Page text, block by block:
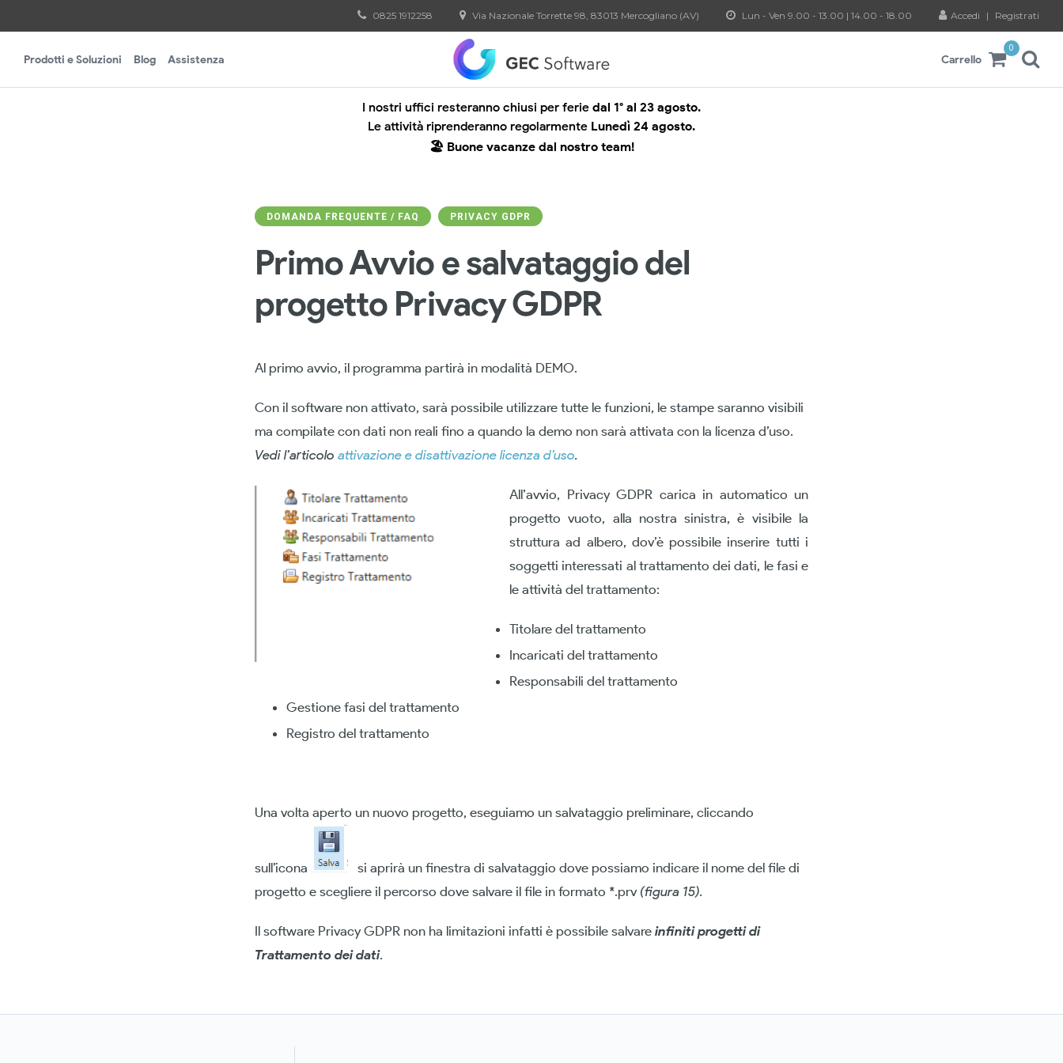
0825 1912258 Via Nazionale Torrette 98, 83013 Mercogliano (AV) Lun - Ven 9.00 - 13.00 | 14.00 - 18.00 Accedi | Registrati
Prodotti e Soluzioni Blog Assistenza Carrello
0
I nostri uffici resteranno chiusi per ferie dal 1° al 23 agosto.
Le attività riprenderanno regolarmente Lunedì 24 agosto.
🏖️ Buone vacanze dal nostro team!
DOMANDA FREQUENTE / FAQ PRIVACY GDPR
Primo Avvio e salvataggio del
progetto Privacy GDPR
Al primo avvio, il programma partirà in modalità DEMO.
Con il software non attivato, sarà possibile utilizzare tutte le funzioni, le stampe saranno visibili
ma compilate con dati non reali fino a quando la demo non sarà attivata con la licenza d’uso.
Vedi l’articolo attivazione e disattivazione licenza d’uso.
All’avvio, Privacy GDPR carica in automatico un
progetto vuoto, alla nostra sinistra, è visibile la
struttura ad albero, dov’è possibile inserire tutti i
soggetti interessati al trattamento dei dati, le fasi e
le attività del trattamento:
Titolare del trattamento
Incaricati del trattamento
Responsabili del trattamento
Gestione fasi del trattamento
Registro del trattamento
Una volta aperto un nuovo progetto, eseguiamo un salvataggio preliminare, cliccando
sull’icona
si aprirà un finestra di salvataggio dove possiamo indicare il nome del file di
progetto e scegliere il percorso dove salvare il file in formato *.prv (figura 15).
Il software Privacy GDPR non ha limitazioni infatti è possibile salvare infiniti progetti di
Trattamento dei dati.